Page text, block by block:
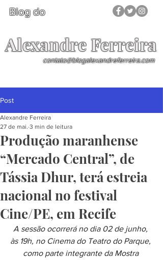
Blog do
Alexandre Ferreira
contato@blogalexandreferreira.com
Post
Produção maranhense
“Mercado Central”, de
Tássia Dhur, terá estreia
nacional no festival
Cine/PE, em Recife
Alexandre Ferreira
27 de mai. 3 min de leitura
A sessão ocorrerá no dia 02 de junho,
às 19h, no Cinema do Teatro do Parque,
como parte integrante da Mostra